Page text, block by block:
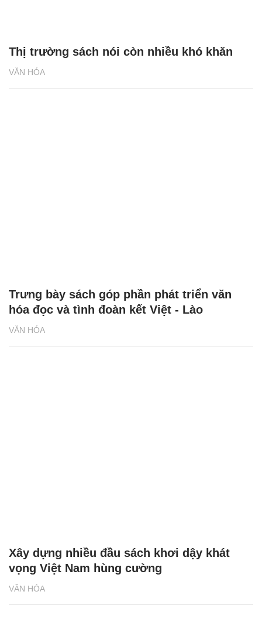
VĂN HÓA
Thị trường sách nói còn nhiều khó khăn
VĂN HÓA
Trưng bày sách góp phần phát triển văn
hóa đọc và tình đoàn kết Việt - Lào
VĂN HÓA
Xây dựng nhiều đầu sách khơi dậy khát
vọng Việt Nam hùng cường